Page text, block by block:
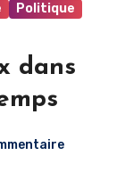
Politique
dans